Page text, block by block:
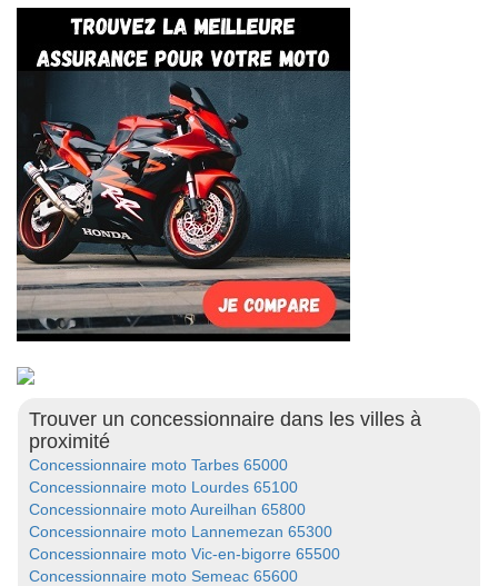
Trouver un concessionnaire dans les villes à
proximité
Concessionnaire moto Tarbes 65000
Concessionnaire moto Lourdes 65100
Concessionnaire moto Aureilhan 65800
Concessionnaire moto Lannemezan 65300
Concessionnaire moto Vic-en-bigorre 65500
Concessionnaire moto Semeac 65600